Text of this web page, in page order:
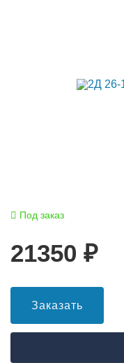
Под заказ
21350 ₽
Заказать